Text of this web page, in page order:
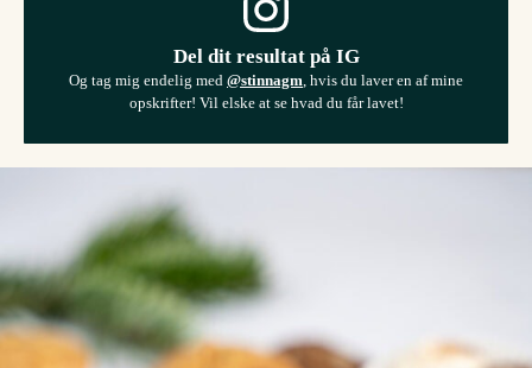
Del dit resultat på IG
Og tag mig endelig med @stinnagm, hvis du laver en af mine
opskrifter! Vil elske at se hvad du får lavet!